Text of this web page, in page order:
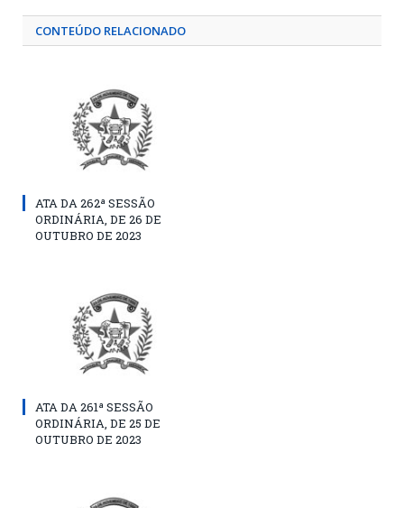
CONTEÚDO RELACIONADO
ATA DA 262ª SESSÃO
ORDINÁRIA, DE 26 DE
OUTUBRO DE 2023
ATA DA 261ª SESSÃO
ORDINÁRIA, DE 25 DE
OUTUBRO DE 2023